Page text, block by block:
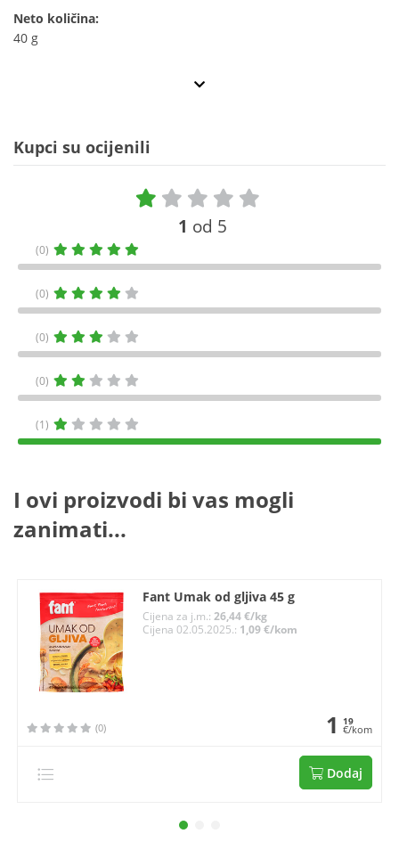
Neto količina:
40 g
Kupci su ocijenili
1 od 5
(0)
(0)
(0)
(0)
(1)
I ovi proizvodi bi vas mogli
zanimati...
Fant Umak od gljiva 45 g
Cijena za j.m.:26,44 €/kg
Cijena 02.05.2025.: 1,09 €/kom
(0) 1 19
€/kom
Dodaj